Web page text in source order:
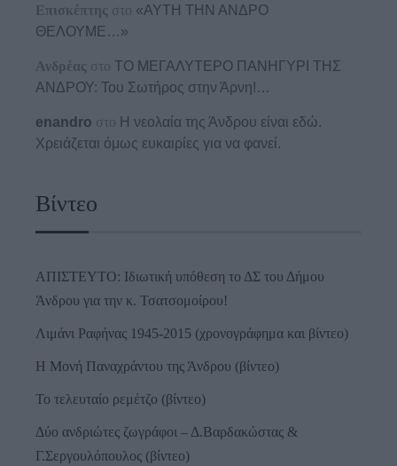
Επισκέπτης στο «ΑΥΤΗ ΤΗΝ ΑΝΔΡΟ
ΘΕΛΟΥΜΕ…»
Ανδρέας στο ΤΟ ΜΕΓΑΛΥΤΕΡΟ ΠΑΝΗΓΥΡΙ ΤΗΣ
ΑΝΔΡΟΥ: Του Σωτήρος στην Άρνη!…
enandro στο Η νεολαία της Άνδρου είναι εδώ.
Χρειάζεται όμως ευκαιρίες για να φανεί.
Βίντεο
ΑΠΙΣΤΕΥΤΟ: Ιδιωτική υπόθεση το ΔΣ του Δήμου
Άνδρου για την κ. Τσατσομοίρου!
Λιμάνι Ραφήνας 1945-2015 (χρονογράφημα και βίντεο)
Η Μονή Παναχράντου της Άνδρου (βίντεο)
Το τελευταίο ρεμέτζο (βίντεο)
Δύο ανδριώτες ζωγράφοι – Δ.Βαρδακώστας &
Γ.Σεργουλόπουλος (βίντεο)